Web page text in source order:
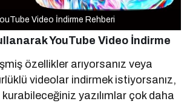
Video İndirme Rehberi
YouTube Video İndirme
özellikler arıyorsanız veya
videolar indirmek istiyorsanız,
kurabileceğiniz yazılımlar çok daha